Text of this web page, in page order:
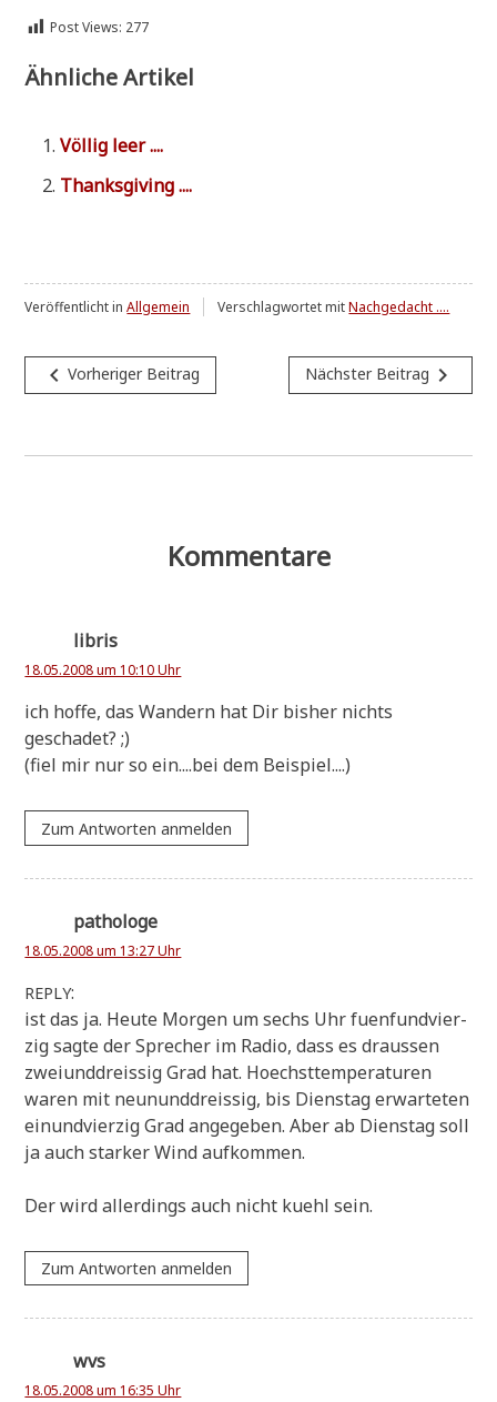
Post Views: 277
Ähnliche Artikel
Völ­lig leer ....
Thanks­gi­ving ....
Veröffentlicht inAllgemein Verschlagwortet mitNachgedacht ....
Beitragsnavigation
navigate_beforeVorheriger Beitrag Nächster Beitrag navigate_next
Kommentare
libris
18.05.2008 um 10:10 Uhr
ich hof­fe, das Wan­dern hat Dir bis­her nichts
geschadet? ;)
(fiel mir nur so ein....bei dem Beispiel....)
Zum Antworten anmelden
pathologe
18.05.2008 um 13:27 Uhr
REPLY:
ist das ja. Heu­te Mor­gen um sechs Uhr fuenf­und­vier­
zig sag­te der Spre­cher im Radio, dass es drau­ssen
zwei­und­drei­ssig Grad hat. Hoechst­tem­pe­ra­tu­ren
waren mit neun­und­drei­ssig, bis Diens­tag erwar­te­ten
ein­und­vier­zig Grad ange­ge­ben. Aber ab Diens­tag soll
ja auch star­ker Wind aufkommen.
Der wird aller­dings auch nicht kuehl sein.
Zum Antworten anmelden
wvs
18.05.2008 um 16:35 Uhr